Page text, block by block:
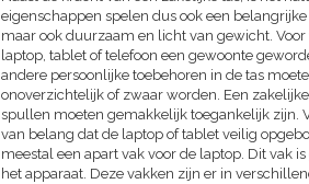
eigenschappen spelen dus ook een
maar ook duurzaam en licht van gewicht.
laptop, tablet of telefoon een gewoonte
andere persoonlijke toebehoren in de tas
onoverzichtelijk of zwaar worden. Een
spullen moeten gemakkelijk toegankelijk zijn.
van belang dat de laptop of tablet veilig
meestal een apart vak voor de laptop. Dit vak
het apparaat. Deze vakken zijn er in